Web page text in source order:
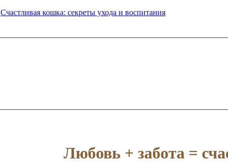
Счастливая кошка: секреты ухода и воспитания
Любовь + забота =